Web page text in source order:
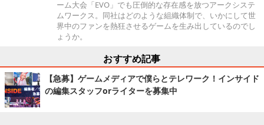
ーム大会「EVO」でも圧倒的な存在感を放つアークシステ
ムワークス。同社はどのような組織体制で、いかにして世
界中のファンを熱狂させるゲームを生み出しているのでし
ょうか。
おすすめ記事
【急募】ゲームメディアで僕らとテレワーク！インサイド
の編集スタッフorライターを募集中